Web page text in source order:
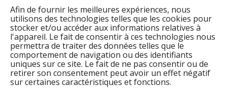
Afin de fournir les meilleures expériences, nous
utilisons des technologies telles que les cookies pour
stocker et/ou accéder aux informations relatives à
l'appareil. Le fait de consentir à ces technologies nous
permettra de traiter des données telles que le
comportement de navigation ou des identifiants
uniques sur ce site. Le fait de ne pas consentir ou de
retirer son consentement peut avoir un effet négatif
sur certaines caractéristiques et fonctions.
ACTIONS & PROJETS
DÉMARCHES ADMINISTRATIVES
ESPACE FAMILLE
AGENDA CULTUREL
ANNUAIRES & CONTACT
MENTIONS LÉGALES